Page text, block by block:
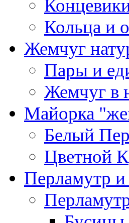
Кольца и
Жемчуг
Пары и
Жемчуг в
Майорка
Белый
Цветной
Перламутр